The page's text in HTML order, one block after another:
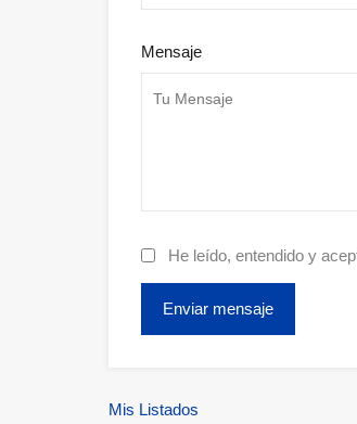
Mensaje
He leído, entendido y
Mis Listados